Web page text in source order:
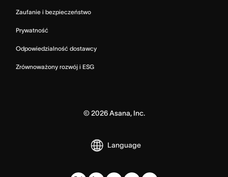
Zaufanie i bezpieczeństwo
Prywatność
Odpowiedzialność dostawcy
Zrównoważony rozwój i ESG
© 2026Asana, Inc.
Language